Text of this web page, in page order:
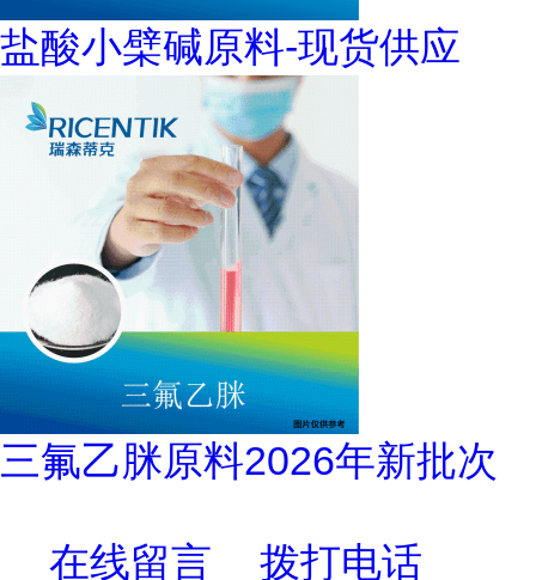
盐酸小檗碱原料-现货供应
三氟乙脒原料2026年新批次
在线留言 拨打电话